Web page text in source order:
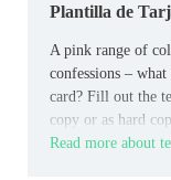
Plantilla de
A pink range of
confessions –
card? Fill out the
copy or as hard
Read more about